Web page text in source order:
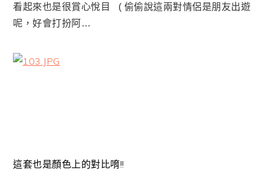
看起來也是很賞心悅目 ( 偷偷說這兩對情侶是朋友出遊
呢，好會打扮阿…
這套也是顏色上的對比唷!!